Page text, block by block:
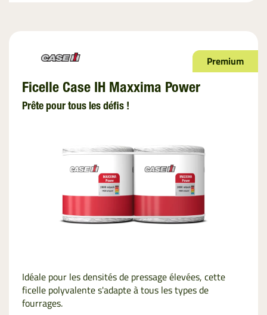
Premium
Ficelle Case IH Maxxima Power
Prête pour tous les défis !
Idéale pour les densités de pressage élevées, cette
ficelle polyvalente s'adapte à tous les types de
fourrages.